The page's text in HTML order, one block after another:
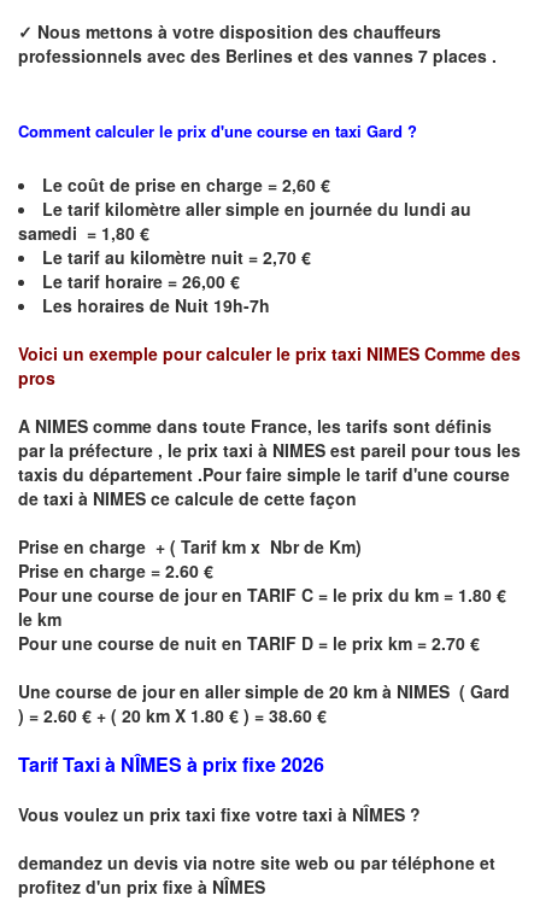
✓ Nous mettons à votre disposition des chauffeurs
professionnels avec des Berlines et des vannes 7 places .
Comment calculer le prix d'une course en taxi Gard ?
Le coût de prise en charge = 2,60 €
Le tarif kilomètre aller simple en journée du lundi au
samedi = 1,80 €
Le tarif au kilomètre nuit = 2,70 €
Le tarif horaire = 26,00 €
Les horaires de Nuit 19h-7h
Voici un exemple pour calculer le prix taxi NIMES Comme des
pros
A NIMES comme dans toute France, les tarifs sont définis
par la préfecture , le prix taxi à NIMES est pareil pour tous les
taxis du département .Pour faire simple le tarif d'une course
de taxi à NIMES ce calcule de cette façon
Prise en charge + ( Tarif km x Nbr de Km)
Prise en charge = 2.60 €
Pour une course de jour en TARIF C = le prix du km = 1.80 €
le km
Pour une course de nuit en TARIF D = le prix km = 2.70 €
Une course de jour en aller simple de 20 km à NIMES ( Gard
) = 2.60 € + ( 20 km X 1.80 € ) = 38.60 €
Tarif Taxi à NÎMES à prix fixe 2026
Vous voulez un prix taxi fixe votre taxi à NÎMES ?
demandez un devis via notre site web ou par téléphone et
profitez d'un prix fixe à NÎMES